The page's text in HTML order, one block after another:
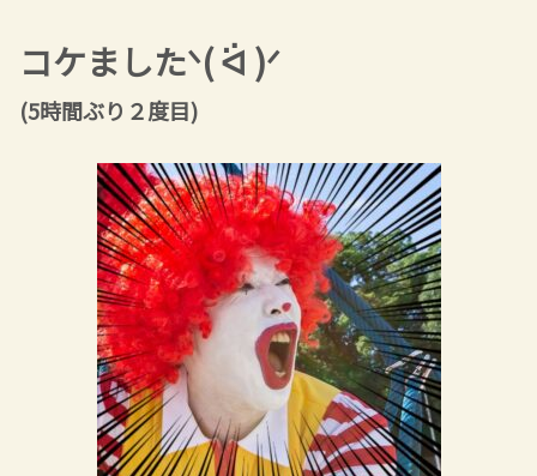
コケましたᐠ( ᐛ )ᐟ
(5時間ぶり２度目)